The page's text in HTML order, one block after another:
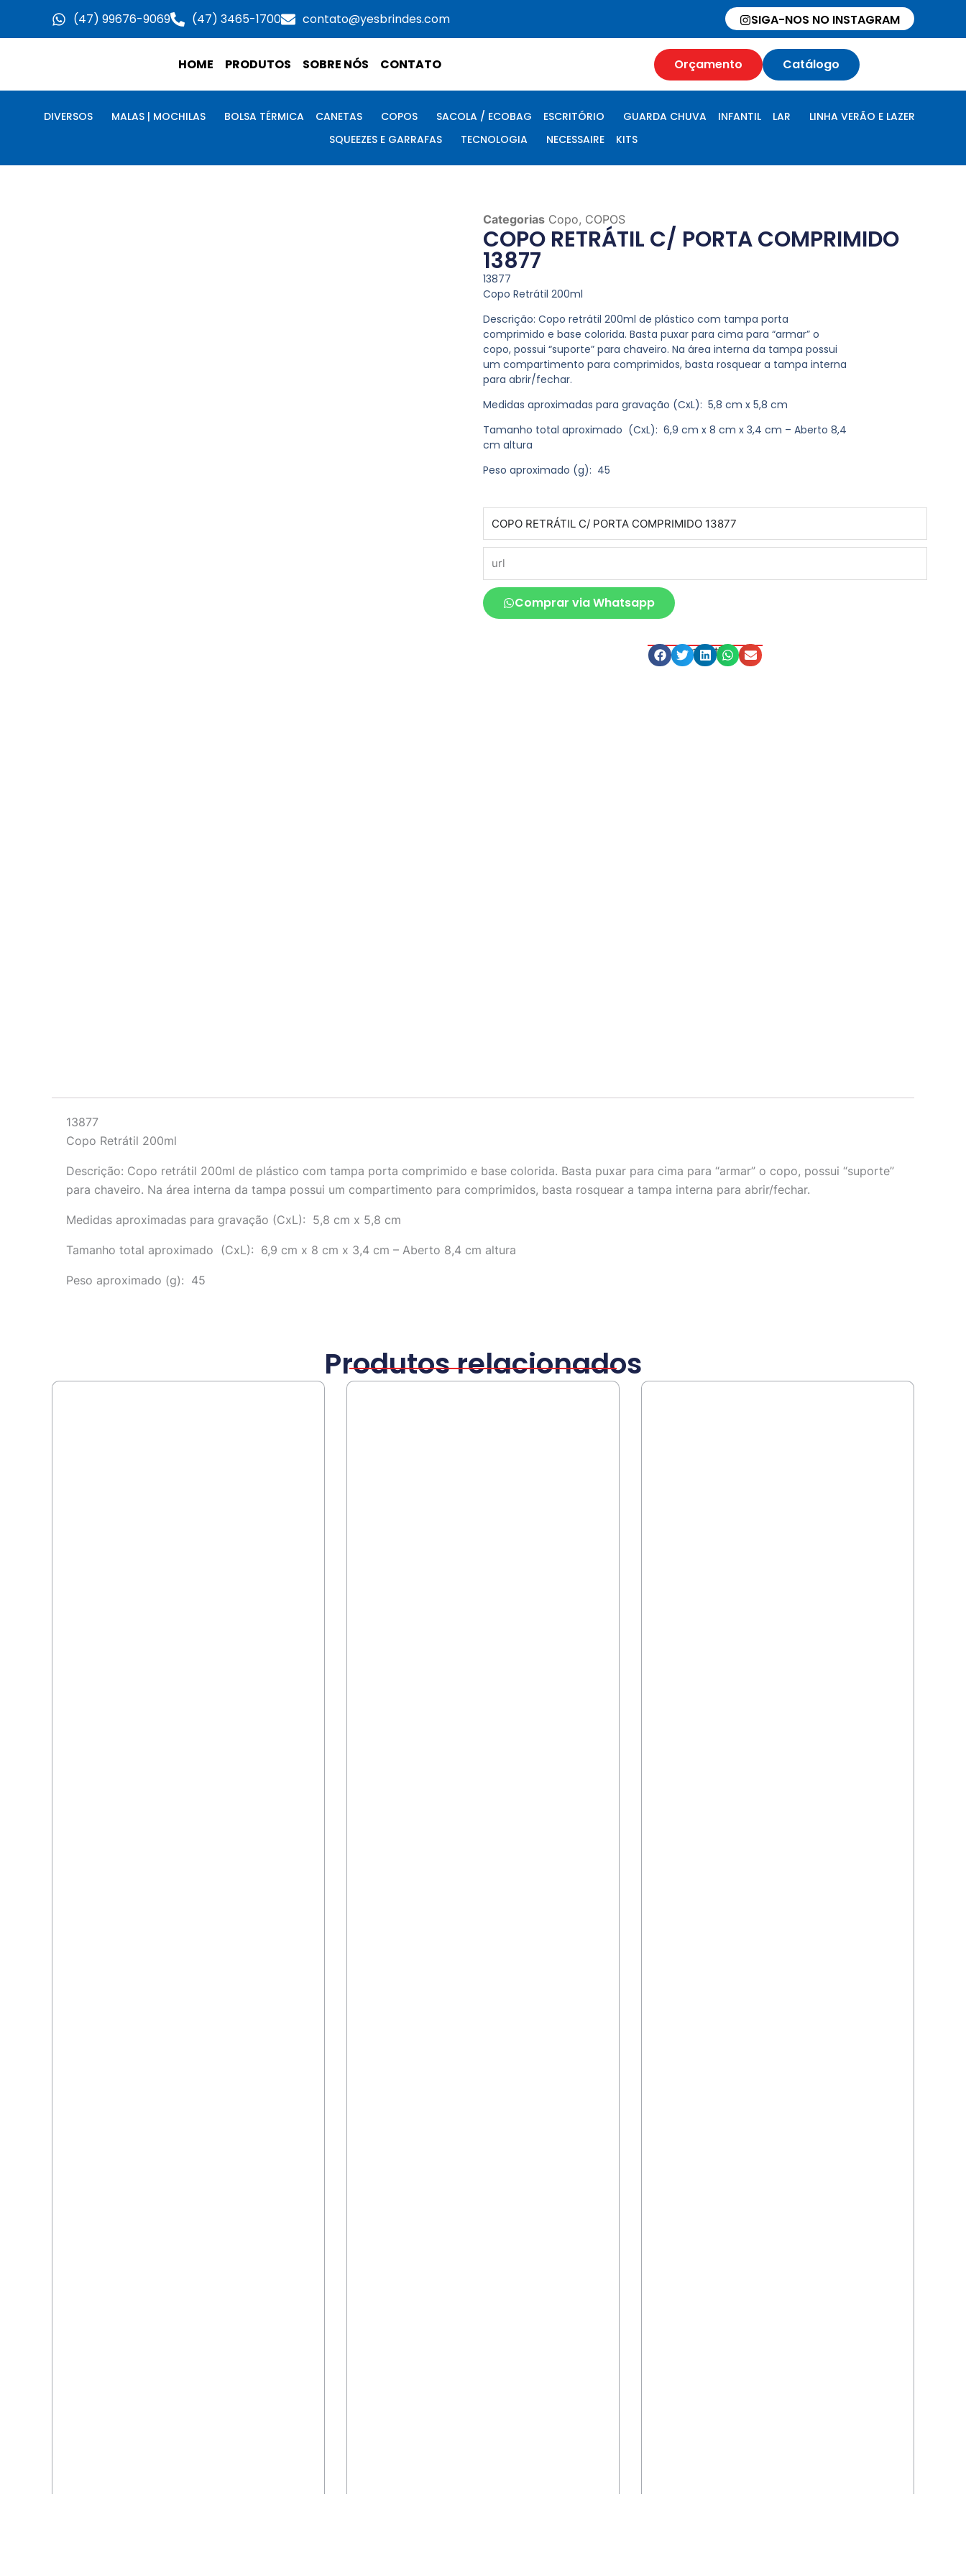
(47) 99676-9069 (47) 3465-1700 contato@yesbrindes.com SIGA-NOS NO INSTAGRAM
HOME PRODUTOS SOBRE NÓS CONTATO Orçamento Catálogo
DIVERSOS MALAS | MOCHILAS BOLSA TÉRMICA CANETAS COPOS SACOLA / ECOBAG ESCRITÓRIO GUARDA CHUVA INFANTIL LAR
LINHA VERÃO E LAZER
SQUEEZES E GARRAFAS
TECNOLOGIA NECESSAIRE KITS
Categorias Copo, COPOS
COPO RETRÁTIL C/ PORTA COMPRIMIDO
13877
13877
Copo Retrátil 200ml
Descrição: Copo retrátil 200ml de plástico com tampa porta
comprimido e base colorida. Basta puxar para cima para “armar” o
copo, possui “suporte” para chaveiro. Na área interna da tampa possui
um compartimento para comprimidos, basta rosquear a tampa interna
para abrir/fechar.
Medidas aproximadas para gravação (CxL): 5,8 cm x 5,8 cm
Tamanho total aproximado (CxL): 6,9 cm x 8 cm x 3,4 cm – Aberto 8,4
cm altura
Peso aproximado (g): 45
Comprar via Whatsapp
Compartilhe
13877
Copo Retrátil 200ml
Descrição: Copo retrátil 200ml de plástico com tampa porta comprimido e base colorida. Basta puxar para cima para “armar” o copo, possui “suporte”
para chaveiro. Na área interna da tampa possui um compartimento para comprimidos, basta rosquear a tampa interna para abrir/fechar.
Medidas aproximadas para gravação (CxL): 5,8 cm x 5,8 cm
Tamanho total aproximado (CxL): 6,9 cm x 8 cm x 3,4 cm – Aberto 8,4 cm altura
Peso aproximado (g): 45
Produtos relacionados